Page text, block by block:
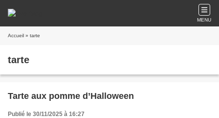
MENU
Accueil » tarte
tarte
Tarte aux pomme d’Halloween
Publié le 30/11/2025 à 16:27